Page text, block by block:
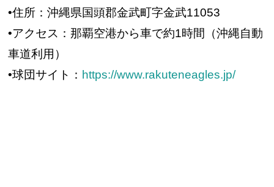
•住所：沖縄県国頭郡金武町字金武11053
•アクセス：那覇空港から車で約1時間（沖縄自動
車道利用）
•球団サイト： https://www.rakuteneagles.jp/